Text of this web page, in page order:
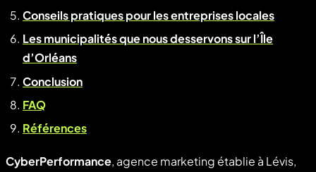
Conseils pratiques pour les entreprises locales
Les municipalités que nous desservons sur l’Île
d’Orléans
Conclusion
FAQ
Références
CyberPerformance, agence marketing établie à Lévis,